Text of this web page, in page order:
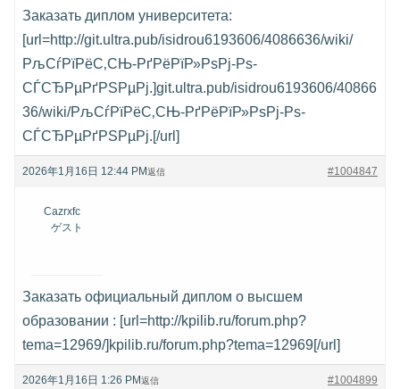
Заказать диплом университета:
[url=http://git.ultra.pub/isidrou6193606/4086636/wiki/
РљСѓРїРёС‚СЊ-РґРёРїР»РѕРј-Рѕ-
СЃСЂРµРґРЅРµРј.]git.ultra.pub/isidrou6193606/40866
36/wiki/РљСѓРїРёС‚СЊ-РґРёРїР»РѕРј-Рѕ-
СЃСЂРµРґРЅРµРј.[/url]
2026年1月16日 12:44 PM #1004847
返信
Cazrxfc
ゲスト
Заказать официальный диплом о высшем
образовании : [url=http://kpilib.ru/forum.php?
tema=12969/]kpilib.ru/forum.php?tema=12969[/url]
2026年1月16日 1:26 PM #1004899
返信